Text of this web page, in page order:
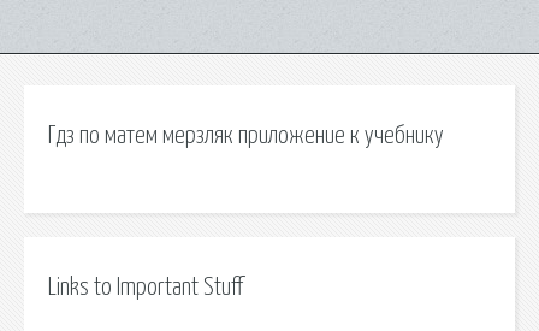
Гдз по матем мерзляк приложение к учебнику
Links to Important Stuff